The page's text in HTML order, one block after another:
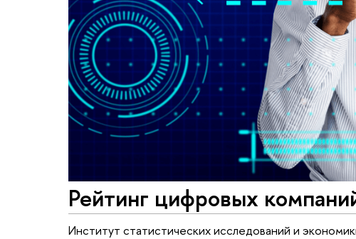
Рейтинг цифровых
Институт статистических исследований и